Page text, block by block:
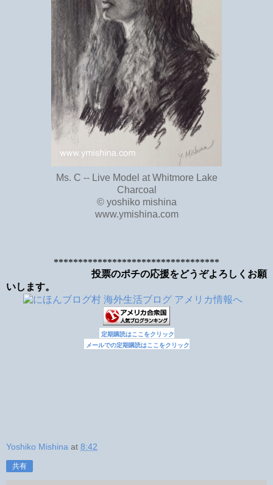
Ms. C -- Live Model at Whitmore Lake
Charcoal
© yoshiko mishina
www.ymishina.com
**********************************
投票のポチの応援をどうぞよろしくお願
いします。
定期購読はここをクリック
メールでの定期購読はここをクリック
Yoshiko Mishina at 8:42
共有